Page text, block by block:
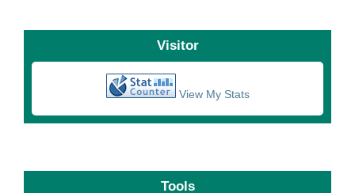
Visitor
View My Stats
Tools